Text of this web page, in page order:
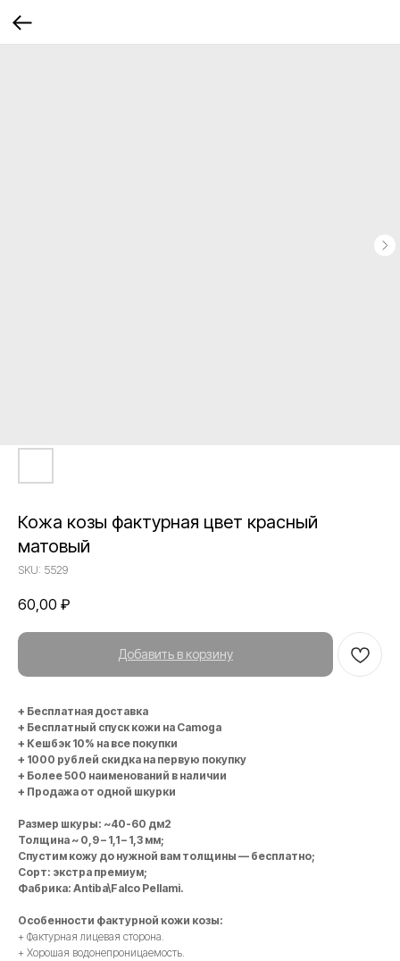
Кожа козы фактурная цвет красный
матовый
SKU: 5529
60,00 ₽
Добавить в корзину
+ Бесплатная доставка
+ Бесплатный спуск кожи на Camoga
+ Кешбэк 10% на все покупки
+ 1000 рублей скидка на первую покупку
+ Более 500 наименований в наличии
+ Продажа от одной шкурки
Размер шкуры: ~40-60 дм2
Толщина ~ 0,9 – 1,1 – 1,3 мм;
Спустим кожу до нужной вам толщины — бесплатно;
Сорт: экстра премиум;
Фабрика: Antiba\Falco Pellami.
Особенности фактурной кожи козы:
+ Фактурная лицевая сторона.
+ Хорошая водонепроницаемость.